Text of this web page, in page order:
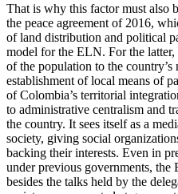
That is why this factor must also
the peace agreement of 2016,
of land distribution and politi­cal
model for the ELN. For the latter,
of the population to the country’s
establishment of local means of
of Colombia’s territorial
to administrative centralism and
the country. It sees itself as a
society, giving social
backing their interests. Even in
under previous governments, the
besides the talks held by the